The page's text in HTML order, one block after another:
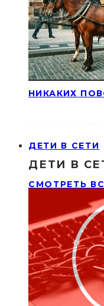
НИКАКИХ
ДЕТИ В СЕТИ
ДЕТИ В
СМОТРЕТЬ